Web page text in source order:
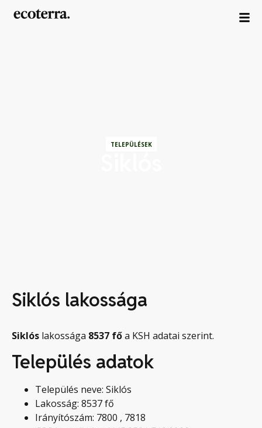
TELEPÜLÉSEK
Siklós lakossága
Siklós lakossága 8537 főa KSH adatai szerint.
Település adatok
Település neve: Siklós
Lakosság: 8537 fő
Irányítószám: 7800 , 7818